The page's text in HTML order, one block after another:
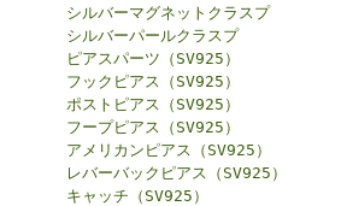
シルバーマグネットクラスプ
シルバーパールクラスプ
ピアスパーツ（SV925）
フックピアス（SV925）
ポストピアス（SV925）
フープピアス（SV925）
アメリカンピアス（SV925）
レバーバックピアス（SV925）
キャッチ（SV925）